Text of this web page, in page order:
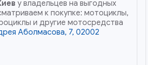
у владельцев на выгодных
к покупке: мотоциклы,
и другие мотосредства
Аболмасова, 7, 02002